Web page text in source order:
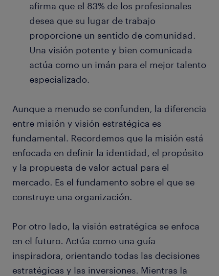
afirma que el 83% de los profesionales
desea que su lugar de trabajo
proporcione un sentido de comunidad.
Una visión potente y bien comunicada
actúa como un imán para el mejor talento
especializado.
Aunque a menudo se confunden, la diferencia
entre misión y visión estratégica es
fundamental. Recordemos que la misión está
enfocada en definir la identidad, el propósito
y la propuesta de valor actual para el
mercado. Es el fundamento sobre el que se
construye una organización.
Por otro lado, la visión estratégica se enfoca
en el futuro. Actúa como una guía
inspiradora, orientando todas las decisiones
estratégicas y las inversiones. Mientras la